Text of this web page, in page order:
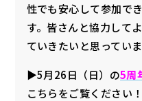
性でも安心して参加で
す。皆さんと協力して
ていきたいと思っていま
▶︎5月26日（日）の5周
こちらをご覧ください